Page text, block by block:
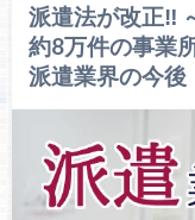
派遣法が改正‼
約8万件の事業
派遣業界の今